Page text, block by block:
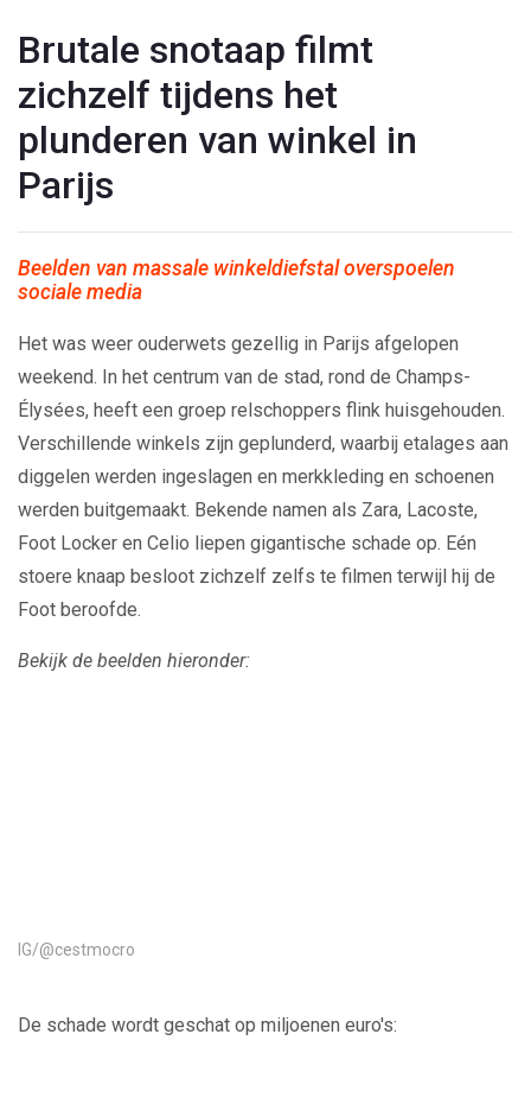
Brutale snotaap filmt
zichzelf tijdens het
plunderen van winkel in
Parijs
Beelden van massale winkeldiefstal overspoelen
sociale media
Het was weer ouderwets gezellig in Parijs afgelopen
weekend. In het centrum van de stad, rond de Champs-
Élysées, heeft een groep relschoppers flink huisgehouden.
Verschillende winkels zijn geplunderd, waarbij etalages aan
diggelen werden ingeslagen en merkkleding en schoenen
werden buitgemaakt. Bekende namen als Zara, Lacoste,
Foot Locker en Celio liepen gigantische schade op. Eén
stoere knaap besloot zichzelf zelfs te filmen terwijl hij de
Foot beroofde.
Bekijk de beelden hieronder:
IG/@cestmocro
De schade wordt geschat op miljoenen euro's: